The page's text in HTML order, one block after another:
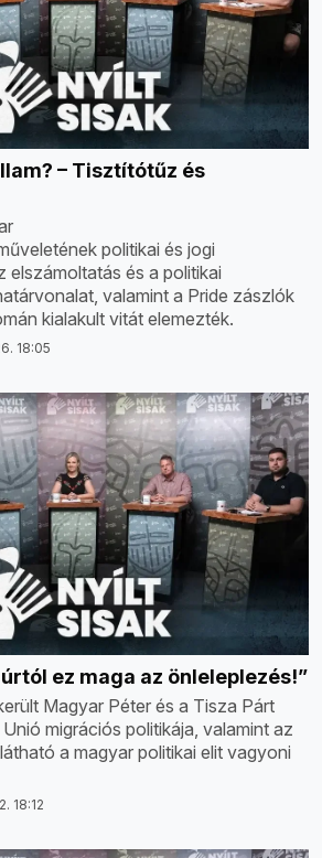
– Tisztítótűz és
politikai és jogi
elszámoltatás és a politikai
valamint a Pride zászlók
kialakult vitát elemezték.
18:05
ez maga az önleleplezés!”
Magyar Péter és a Tisza Párt
migrációs politikája, valamint az
a magyar politikai elit vagyoni
18:12